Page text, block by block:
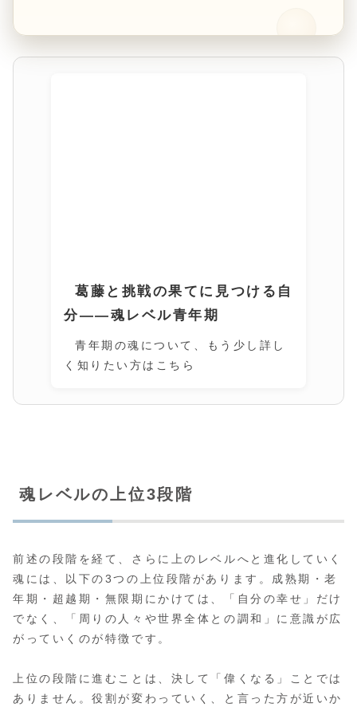
葛藤と挑戦の果てに見つける自
分――魂レベル青年期
青年期の魂について、もう少し詳し
く知りたい方はこちら
魂レベルの上位3段階
前述の段階を経て、さらに上のレベルへと進化していく
魂には、以下の3つの上位段階があります。成熟期・老
年期・超越期・無限期にかけては、「自分の幸せ」だけ
でなく、「周りの人々や世界全体との調和」に意識が広
がっていくのが特徴です。
上位の段階に進むことは、決して「偉くなる」ことでは
ありません。役割が変わっていく、と言った方が近いか